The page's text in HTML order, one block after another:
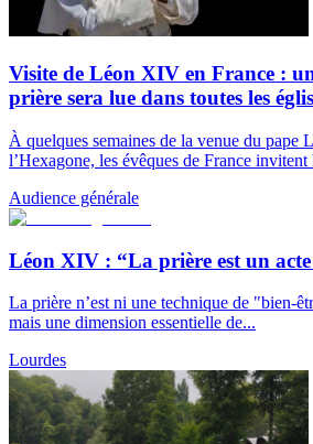
Visite de Léon XIV en France :
prière sera lue dans toutes les
À quelques semaines de la venue du pape
l’Hexagone, les évêques de France invitent
Audience générale
Léon XIV : “La prière est un acte
La prière n’est ni une technique de "bien-
mais une dimension essentielle de...
Lourdes